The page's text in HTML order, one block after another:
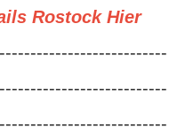
Rostock Hier